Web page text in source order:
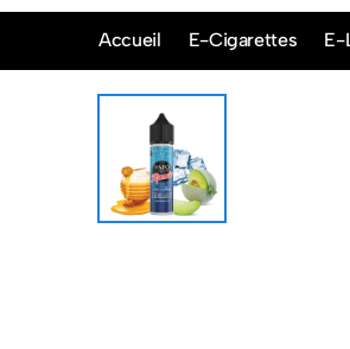
Accueil E-Cigarettes E-